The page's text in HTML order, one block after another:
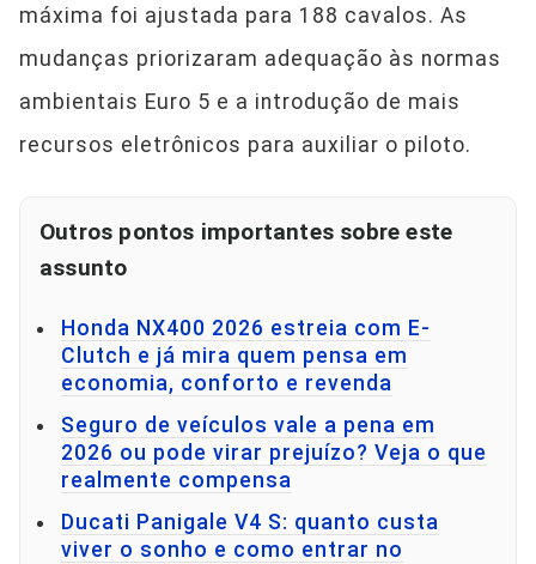
máxima foi ajustada para 188 cavalos. As
mudanças priorizaram adequação às normas
ambientais Euro 5 e a introdução de mais
recursos eletrônicos para auxiliar o piloto.
Outros pontos importantes sobre este
assunto
Honda NX400 2026 estreia com E-
Clutch e já mira quem pensa em
economia, conforto e revenda
Seguro de veículos vale a pena em
2026 ou pode virar prejuízo? Veja o que
realmente compensa
Ducati Panigale V4 S: quanto custa
viver o sonho e como entrar no